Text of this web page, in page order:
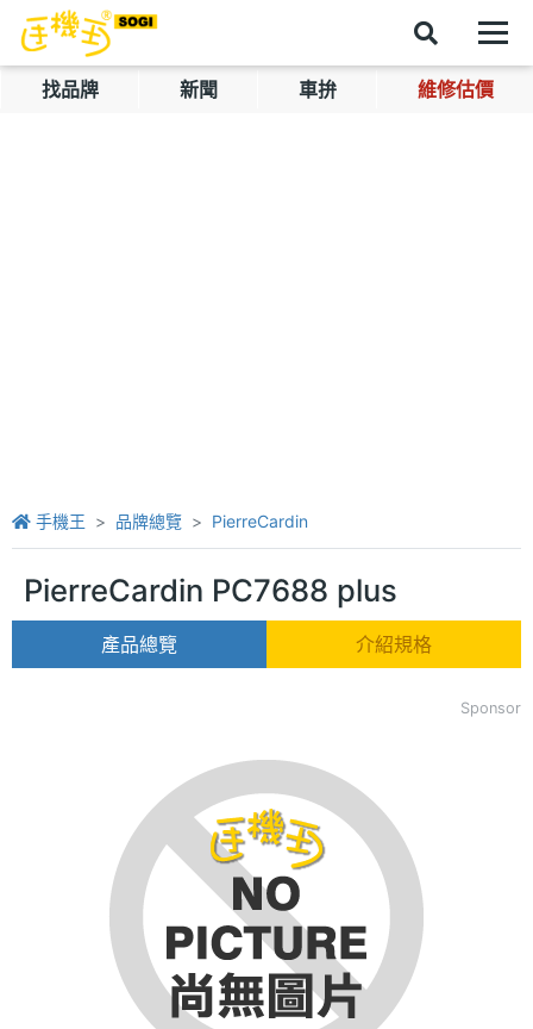
找品牌 新聞 車拚 維修估價
手機王 品牌總覽 PierreCardin
PierreCardin PC7688 plus
產品總覽 介紹規格
Sponsor